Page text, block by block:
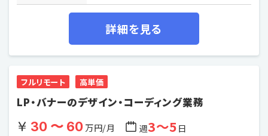
詳細を見る
フルリモート 高単価
LP・バナーのデザイン・コーディング業務
30 〜 60万円/月 週3〜5日